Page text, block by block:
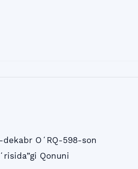
OʻRQ-598-son
Qonuni